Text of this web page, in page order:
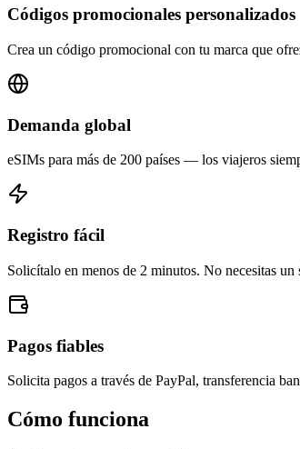
Códigos promocionales personalizados
Crea un código promocional con tu marca que
Demanda global
eSIMs para más de 200 países — los viajeros
Registro fácil
Solicítalo en menos de 2 minutos. No necesitas
Pagos fiables
Solicita pagos a través de PayPal, transferencia
Cómo funciona